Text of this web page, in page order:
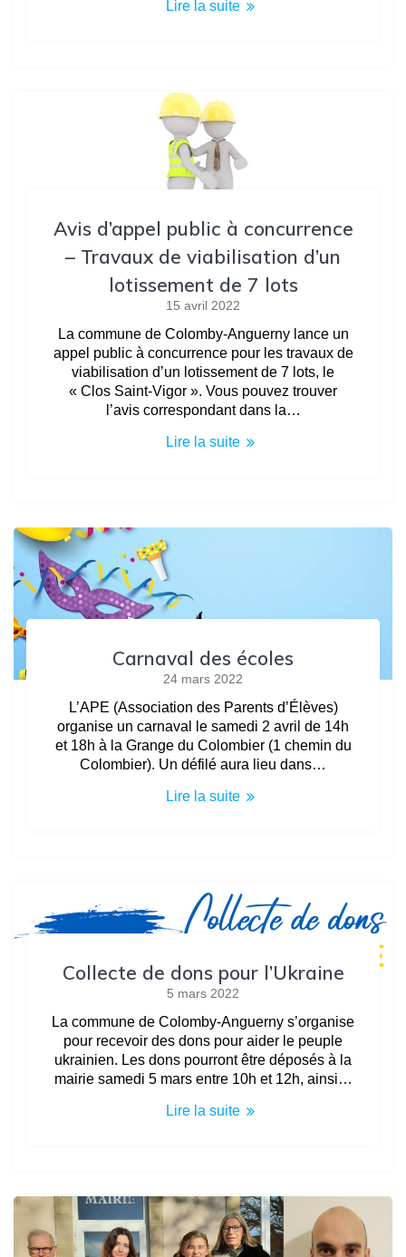
Lire la suite
Avis d’appel public à concurrence
– Travaux de viabilisation d’un
lotissement de 7 lots
15 avril 2022
La commune de Colomby-Anguerny lance un
appel public à concurrence pour les travaux de
viabilisation d’un lotissement de 7 lots, le
« Clos Saint-Vigor ». Vous pouvez trouver
l’avis correspondant dans la…
Lire la suite
Carnaval des écoles
24 mars 2022
L’APE (Association des Parents d’Élèves)
organise un carnaval le samedi 2 avril de 14h
et 18h à la Grange du Colombier (1 chemin du
Colombier). Un défilé aura lieu dans…
Lire la suite
Collecte de dons pour l’Ukraine
5 mars 2022
La commune de Colomby-Anguerny s’organise
pour recevoir des dons pour aider le peuple
ukrainien. Les dons pourront être déposés à la
mairie samedi 5 mars entre 10h et 12h, ainsi…
Lire la suite